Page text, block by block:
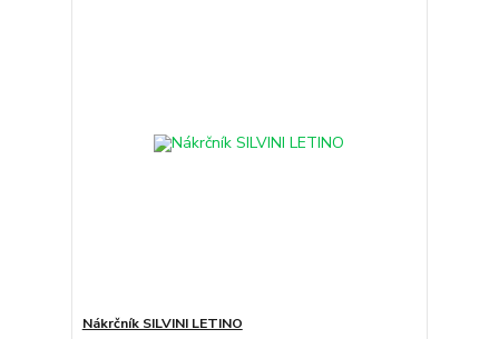
Nákrčník SILVINI LETINO